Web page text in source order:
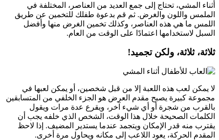
أثناء المشي، تحتاج إلى جمع العديد من العناصر، المختلفة في
الملمس واللون والغرض. ثم قم بدعوة طفلك للتخمين عن طريق
اللمس ما هي هذه العناصر، وكذلك تخمين الغرض منها وأفضل
السبل لاستخدامها اعتمادًا على الوقت من العام.
ثلاثة، ثلاثة، ولكن تجميد!
لا يمكن لعب هذه اللعبة إلا من قبل شخصين، أو يمكن لعبها في
مجموعة كبيرة يصبح مقدم العرض هو الجزء الخلفي من المتسابقين
بالقرب من شجرة أو أي شيء آخر، ويقرع عدة مرات ويقول
الكلمات الصحيحة خلال هذا الوقت، الشخص الذي خلفه يجب أن
يقترب منه قدر الإمكان ويتجمد عندما يستدير المضيف. إذا لاحظ
المقدم الحركة، يعود اللاعب إلى مكانه ويحاول مرة أخرى.